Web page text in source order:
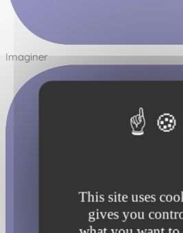
This site uses
gives you
Imaginer